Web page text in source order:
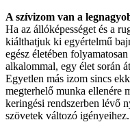
A szívizom van a
Ha az állóképességet és a
kiálthatjuk ki egyértelmű
egész életében
alkalommal, egy élet során
Egyetlen más izom sincs
megterhelő munka ellenére
keringési rendszerben lévő
szövetek változó igényeihez.